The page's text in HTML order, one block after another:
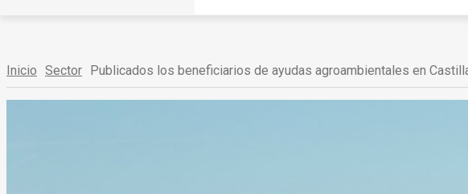
Inicio Sector Publicados los beneficiarios de ayudas agroambientales en